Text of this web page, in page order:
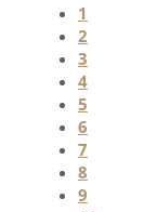
1
2
3
4
5
6
7
8
9